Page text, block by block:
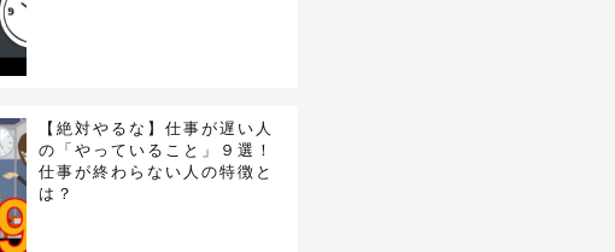
【絶対やるな】仕事が遅い人
の「やっていること」９選！
仕事が終わらない人の特徴と
は？